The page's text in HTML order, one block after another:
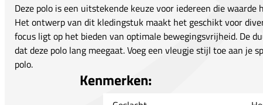
Deze polo is een uitstekende keuze voor iedereen die
Het ontwerp van dit kledingstuk maakt het geschikt voor
focus ligt op het bieden van optimale bewegingsvrijheid. De
dat deze polo lang meegaat. Voeg een vleugje stijl toe aan je
polo.
Kenmerken: